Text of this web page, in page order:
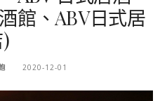
館、ABV日式居
2020-12-01